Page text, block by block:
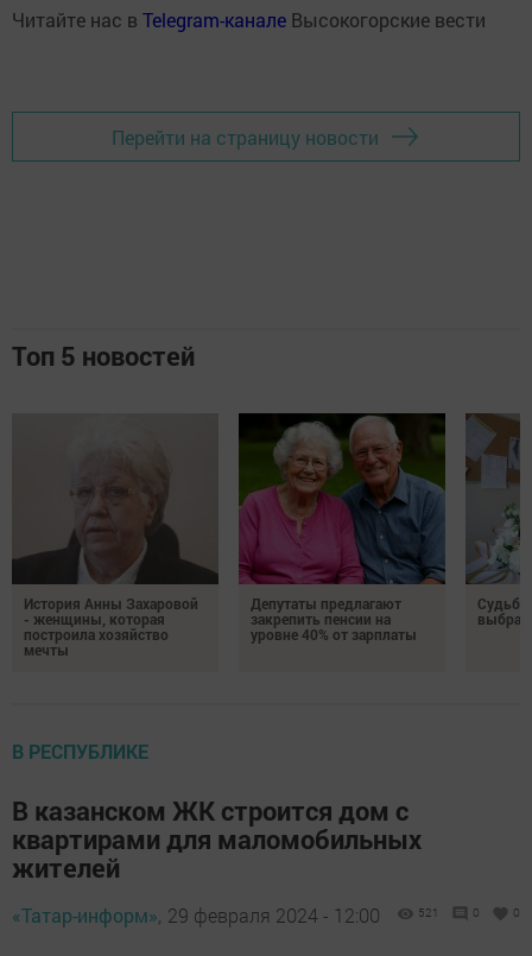
Читайте нас в Telegram-канале Высокогорские вести
Перейти на страницу новости
Топ 5 новостей
История Анны Захаровой
- женщины, которая
построила хозяйство
мечты
Депутаты предлагают
закрепить пенсии на
уровне 40% от зарплаты
В РЕСПУБЛИКЕ
В казанском ЖК строится дом с
квартирами для маломобильных
жителей
«Татар-информ», 29 февраля 2024 - 12:00 521 0 0